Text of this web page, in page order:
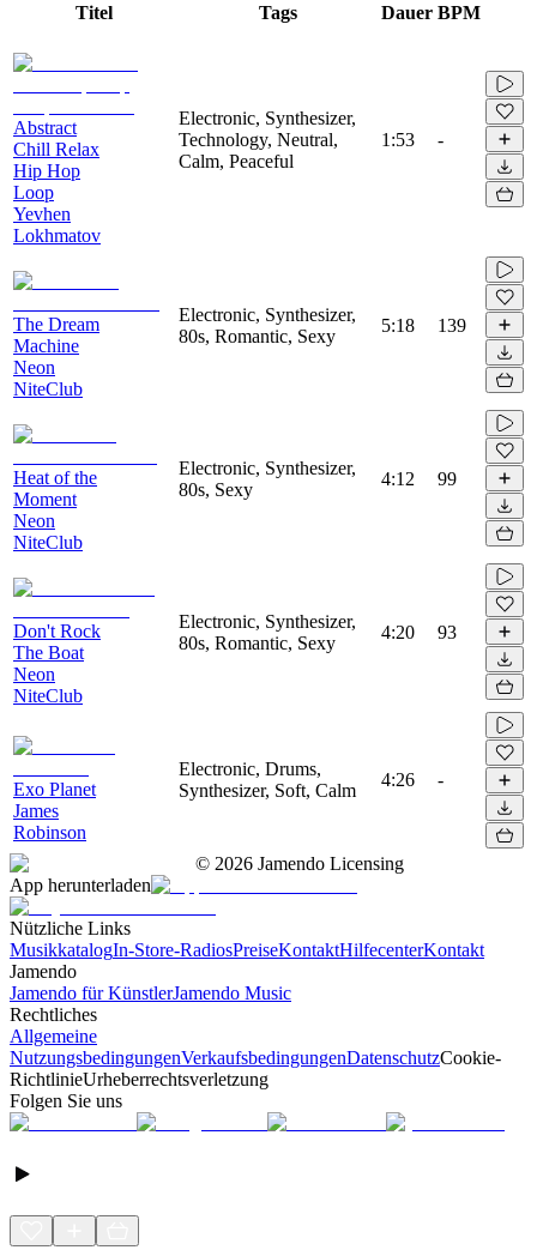
Titel Tags Dauer BPM
Abstract
Chill Relax
Hip Hop
Loop
Yevhen
Lokhmatov
Electronic, Synthesizer,
Technology, Neutral,
Calm, Peaceful
1:53 -
The Dream
Machine
Neon
NiteClub
Electronic, Synthesizer,
80s, Romantic, Sexy
5:18 139
Heat of the
Moment
Neon
NiteClub
Electronic, Synthesizer,
80s, Sexy
4:12 99
Don't Rock
The Boat
Neon
NiteClub
Electronic, Synthesizer,
80s, Romantic, Sexy
4:20 93
Exo Planet
James
Robinson
Electronic, Drums,
Synthesizer, Soft, Calm
4:26 -
© 2026 Jamendo Licensing
App herunterladen
Nützliche Links
MusikkatalogIn-Store-RadiosPreiseKontaktHilfecenterKontakt
Jamendo
Jamendo für KünstlerJamendo Music
Rechtliches
Allgemeine
NutzungsbedingungenVerkaufsbedingungenDatenschutzCookie-
RichtlinieUrheberrechtsverletzung
Folgen Sie uns